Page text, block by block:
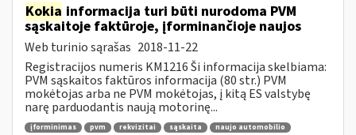
Kokia informacija turi būti nurodoma PVM
sąskaitoje faktūroje, įforminančioje naujos
Web turinio sąrašas 2018-11-22
Registracijos numeris KM1216 Ši informacija skelbiama:
PVM sąskaitos faktūros informacija (80 str.) PVM
mokėtojas arba ne PVM mokėtojas, į kitą ES valstybę
narę parduodantis naują motorinę...
įforminimas pvm rekvizitai sąskaita
naujo automobilio